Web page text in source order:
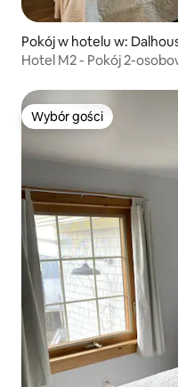
Pokój w hotelu w:
Hotel M2 - Pokój 2-
Wybór gości
Wybór gości